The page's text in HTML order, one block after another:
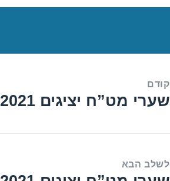
קודם
הפוסט
שערי מט”ח יציגים 20/10/2021
לשלב הבא